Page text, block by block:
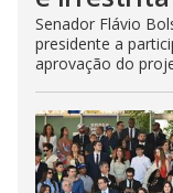
Senador Flávio
presidente a
aprovação do